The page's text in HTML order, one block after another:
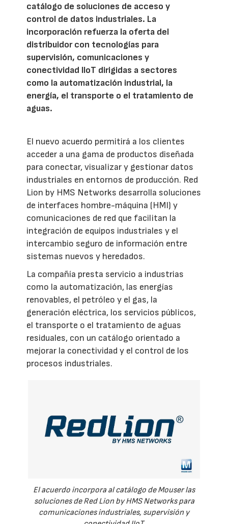
catálogo de soluciones de acceso y
control de datos industriales. La
incorporación refuerza la oferta del
distribuidor con tecnologías para
supervisión, comunicaciones y
conectividad IIoT dirigidas a sectores
como la automatización industrial, la
energía, el transporte o el tratamiento de
aguas.
El nuevo acuerdo permitirá a los clientes
acceder a una gama de productos diseñada
para conectar, visualizar y gestionar datos
industriales en entornos de producción. Red
Lion by HMS Networks desarrolla soluciones
de interfaces hombre-máquina (HMI) y
comunicaciones de red que facilitan la
integración de equipos industriales y el
intercambio seguro de información entre
sistemas nuevos y heredados.
La compañía presta servicio a industrias
como la automatización, las energías
renovables, el petróleo y el gas, la
generación eléctrica, los servicios públicos,
el transporte o el tratamiento de aguas
residuales, con un catálogo orientado a
mejorar la conectividad y el control de los
procesos industriales.
El acuerdo incorpora al catálogo de Mouser las
soluciones de Red Lion by HMS Networks para
comunicaciones industriales, supervisión y